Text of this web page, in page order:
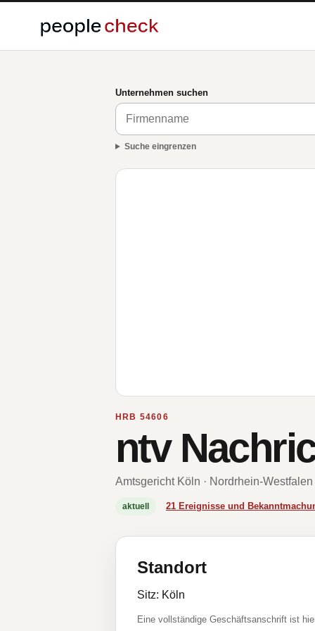
Unternehmen suchen
Suche eingrenzen
HRB 54606
ntv
Amtsgericht Köln · Nordrhein-Westfalen
aktuell 21 Ereignisse und
Standort
Sitz: Köln
Eine vollständige Geschäftsanschrift ist